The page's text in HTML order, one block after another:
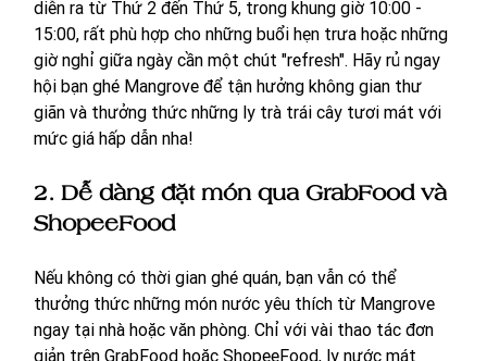
diễn ra từ Thứ 2 đến Thứ 5, trong khung giờ 10:00 -
15:00, rất phù hợp cho những buổi hẹn trưa hoặc những
giờ nghỉ giữa ngày cần một chút "refresh". Hãy rủ ngay
hội bạn ghé Mangrove để tận hưởng không gian thư
giãn và thưởng thức những ly trà trái cây tươi mát với
mức giá hấp dẫn nha!
2. Dễ dàng đặt món qua GrabFood và
ShopeeFood
Nếu không có thời gian ghé quán, bạn vẫn có thể
thưởng thức những món nước yêu thích từ Mangrove
ngay tại nhà hoặc văn phòng. Chỉ với vài thao tác đơn
giản trên GrabFood hoặc ShopeeFood, ly nước mát